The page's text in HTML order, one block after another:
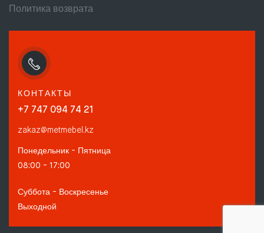
Политика возврата
КОНТАКТЫ
+7 747 094 74 21
zakaz@metmebel.kz
Понедельник - Пятница
08:00 - 17:00
Суббота - Воскресенье
Выходной